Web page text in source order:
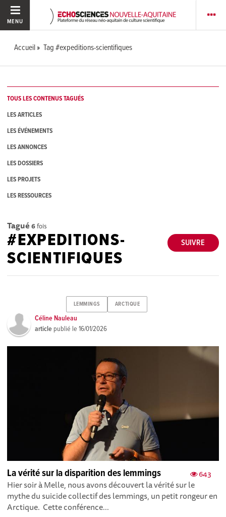
MENU
Accueil Tag #expeditions-scientifiques
TOUS LES CONTENUS TAGUÉS
LES ARTICLES
LES ÉVÉNEMENTS
LES ANNONCES
LES DOSSIERS
LES PROJETS
LES RESSOURCES
Tagué 6fois
SUIVRE
#EXPEDITIONS-
SCIENTIFIQUES
LEMMINGS ARCTIQUE
Céline Nauleau
article publié le16/01/2026
643
La vérité sur la disparition des lemmings
Hier soir à Melle, nous avons découvert la vérité sur le
mythe du suicide collectif des lemmings, un petit rongeur en
Arctique. Cette conférence...